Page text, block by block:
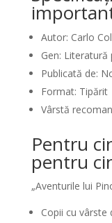
Autor: Carlo
Gen: Literatură
Publicată de:
Format: Tipărit
Vârstă
Pentru
pentru
„Aventurile lui
Copii cu vârste